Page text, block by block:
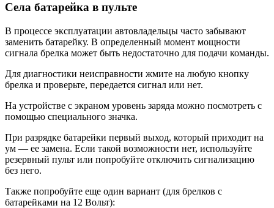
Села батарейка в пульте
В процессе эксплуатации автовладельцы часто забывают
заменить батарейку. В определенный момент мощности
сигнала брелка может быть недостаточно для подачи команды.
Для диагностики неисправности жмите на любую кнопку
брелка и проверьте, передается сигнал или нет.
На устройстве с экраном уровень заряда можно посмотреть с
помощью специального значка.
При разрядке батарейки первый выход, который приходит на
ум — ее замена. Если такой возможности нет, используйте
резервный пульт или попробуйте отключить сигнализацию
без него.
Также попробуйте еще один вариант (для брелков с
батарейками на 12 Вольт):